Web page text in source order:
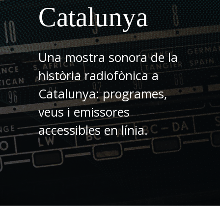
Catalunya
Una mostra sonora de la
història radiofònica a
Catalunya: programes,
veus i emissores
accessibles en línia.